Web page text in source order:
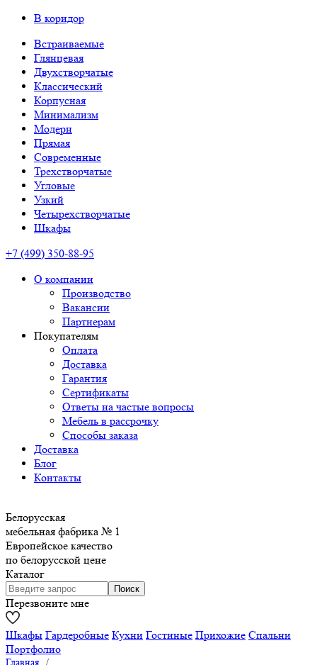
В коридор
Встраиваемые
Глянцевая
Двухстворчатые
Классический
Корпусная
Минимализм
Модерн
Прямая
Современные
Трехстворчатые
Угловые
Узкий
Четырехстворчатые
Шкафы
+7 (499) 350-88-95
О компании
Производство
Вакансии
Партнерам
Покупателям
Оплата
Доставка
Гарантия
Сертификаты
Ответы на частые вопросы
Мебель в рассрочку
Способы заказа
Доставка
Блог
Контакты
Белорусская
мебельная фабрика № 1
Европейское качество
по белорусской цене
Каталог
Перезвоните мне
Шкафы Гардеробные Кухни Гостиные Прихожие Спальни
Портфолио
Главная /